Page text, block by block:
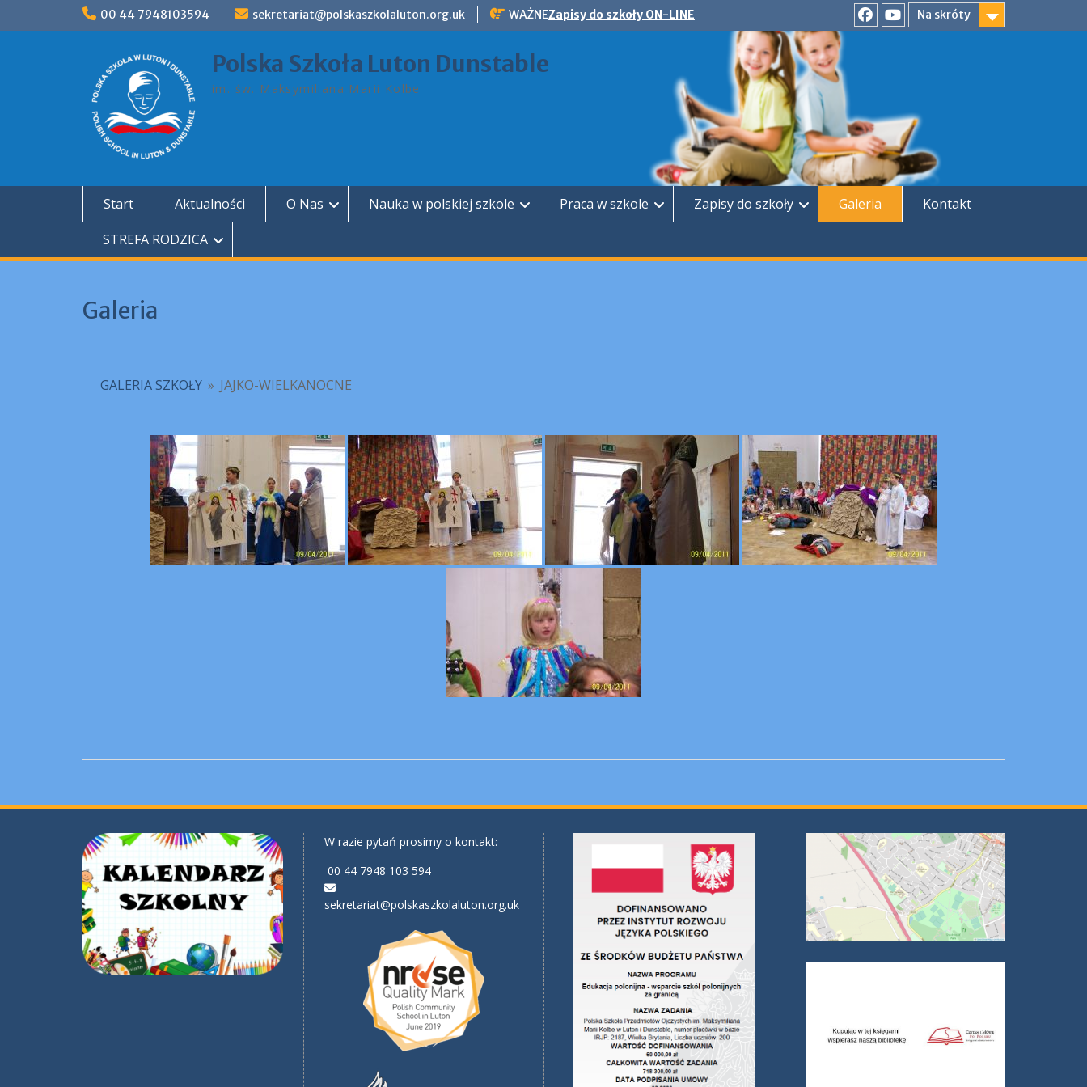
00 44 7948103594 sekretariat@polskaszkolaluton.org.uk WAŻNEZapisy do szkoły ON-LINE
Na skróty
FacebookYouTube
Polska Szkoła Luton Dunstable
im. św. Maksymiliana Marii Kolbe
Start Aktualności O Nas Nauka w polskiej szkole Praca w szkole Zapisy do szkoły Galeria
Kontakt
STREFA RODZICA
Galeria
GALERIA SZKOŁY » JAJKO-WIELKANOCNE
W razie pytań prosimy o kontakt:
00 44 7948 103 594
sekretariat@polskaszkolaluton.org.uk